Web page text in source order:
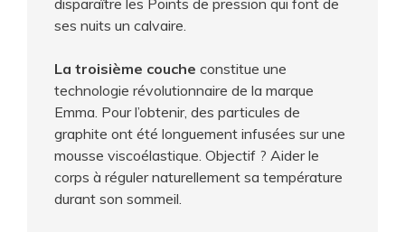
disparaître les Points de pression qui font de
ses nuits un calvaire.
La troisième couche constitue une
technologie révolutionnaire de la marque
Emma. Pour l’obtenir, des particules de
graphite ont été longuement infusées sur une
mousse viscoélastique. Objectif ? Aider le
corps à réguler naturellement sa température
durant son sommeil.